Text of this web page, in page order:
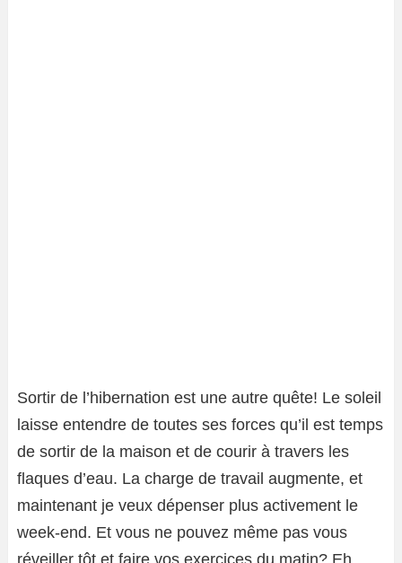
Sortir de l’hibernation est une autre quête! Le soleil
laisse entendre de toutes ses forces qu’il est temps
de sortir de la maison et de courir à travers les
flaques d’eau. La charge de travail augmente, et
maintenant je veux dépenser plus activement le
week-end. Et vous ne pouvez même pas vous
réveiller tôt et faire vos exercices du matin? Eh